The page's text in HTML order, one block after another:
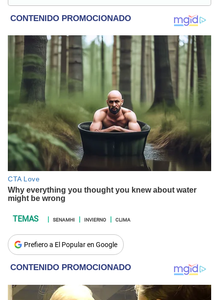
internacional, trucos caseros y educación.
SENAMHI INVIERNO CLIMA
Prefiero a El Popular en Google